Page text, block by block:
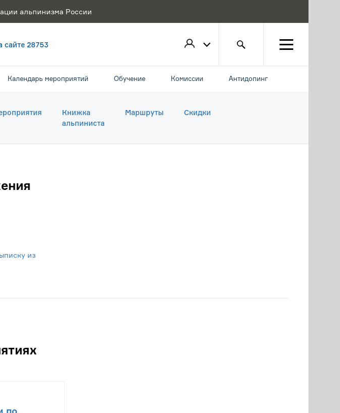
альпинизма России
сайте 28753
Календарь мероприятий Обучение Комиссии Антидопинг
Книжка
альпиниста
Маршруты Скидки
из